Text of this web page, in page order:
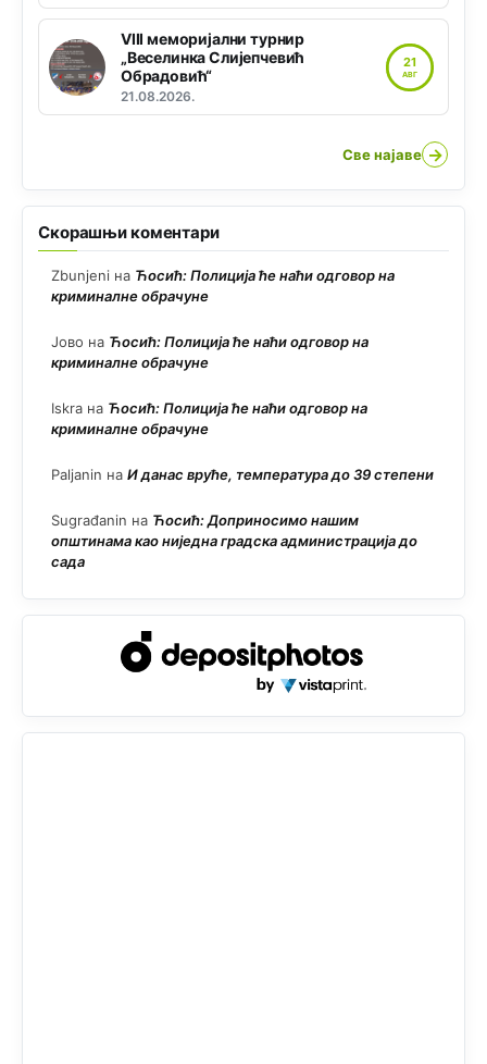
VIII меморијални турнир
„Веселинка Слијепчевић
Обрадовић“
21.08.2026.
21
АВГ
Све најаве →
Скорашњи коментари
Zbunjeni на Ћосић: Полиција ће наћи одговор на
криминалне обрачуне
Јово на Ћосић: Полиција ће наћи одговор на
криминалне обрачуне
Iskra на Ћосић: Полиција ће наћи одговор на
криминалне обрачуне
Paljanin на И данас вруће, температура до 39 степени
Sugrađanin на Ћосић: Доприносимо нашим
општинама као ниједна градска администрација до
сада